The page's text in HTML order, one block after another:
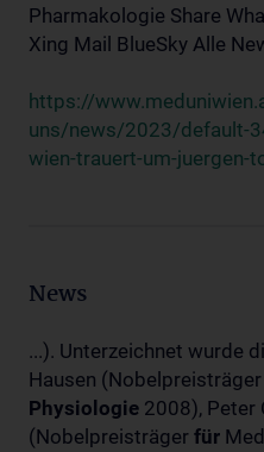
Pharmakologie Share
Xing Mail BlueSky Alle
https://
uns/news/2023/default-
wien-trauert-um-juergen-
News
...). Unterzeichnet wurde
Hausen (Nobelpreisträger
Physiologie 2008), Peter
(Nobelpreisträger für